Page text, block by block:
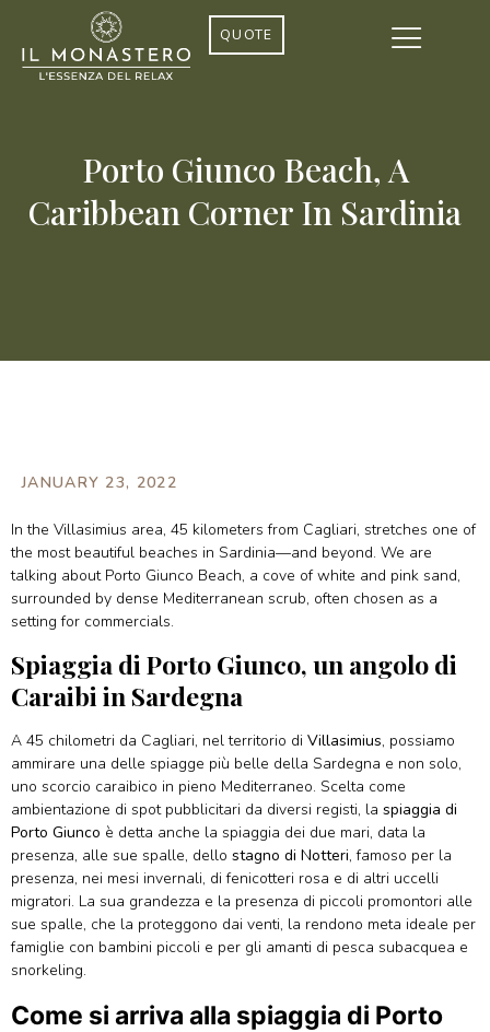
QUOTE
Porto Giunco Beach, A
Caribbean Corner In Sardinia
JANUARY 23, 2022
In the Villasimius area, 45 kilometers from Cagliari, stretches one of
the most beautiful beaches in Sardinia—and beyond. We are
talking about Porto Giunco Beach, a cove of white and pink sand,
surrounded by dense Mediterranean scrub, often chosen as a
setting for commercials.
Spiaggia di Porto Giunco, un angolo di
Caraibi in Sardegna
A 45 chilometri da Cagliari, nel territorio di Villasimius, possiamo
ammirare una delle spiagge più belle della Sardegna e non solo,
uno scorcio caraibico in pieno Mediterraneo. Scelta come
ambientazione di spot pubblicitari da diversi registi, la spiaggia di
Porto Giunco è detta anche la spiaggia dei due mari, data la
presenza, alle sue spalle, dello stagno di Notteri, famoso per la
presenza, nei mesi invernali, di fenicotteri rosa e di altri uccelli
migratori. La sua grandezza e la presenza di piccoli promontori alle
sue spalle, che la proteggono dai venti, la rendono meta ideale per
famiglie con bambini piccoli e per gli amanti di pesca subacquea e
snorkeling.
Come si arriva alla spiaggia di Porto